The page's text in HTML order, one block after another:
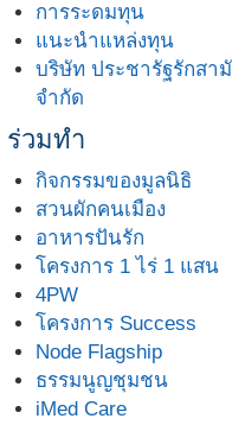
การระดมทุน
แนะนำแหล่งทุน
บริษัท ประชารัฐรักสา
จำกัด
ร่วมทำ
กิจกรรมของมูลนิธิ
สวนผักคนเมือง
อาหารปันรัก
โครงการ 1 ไร่ 1 แสน
4PW
โครงการ Success
Node Flagship
ธรรมนูญชุมชน
iMed Care